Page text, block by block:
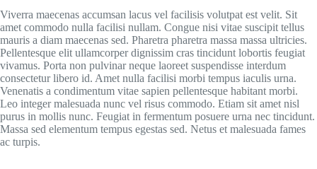
Viverra maecenas accumsan lacus vel facilisis volutpat est velit. Sit
amet commodo nulla facilisi nullam. Congue nisi vitae suscipit tellus
mauris a diam maecenas sed. Pharetra pharetra massa massa ultricies.
Pellentesque elit ullamcorper dignissim cras tincidunt lobortis feugiat
vivamus. Porta non pulvinar neque laoreet suspendisse interdum
consectetur libero id. Amet nulla facilisi morbi tempus iaculis urna.
Venenatis a condimentum vitae sapien pellentesque habitant morbi.
Leo integer malesuada nunc vel risus commodo. Etiam sit amet nisl
purus in mollis nunc. Feugiat in fermentum posuere urna nec tincidunt.
Massa sed elementum tempus egestas sed. Netus et malesuada fames
ac turpis.